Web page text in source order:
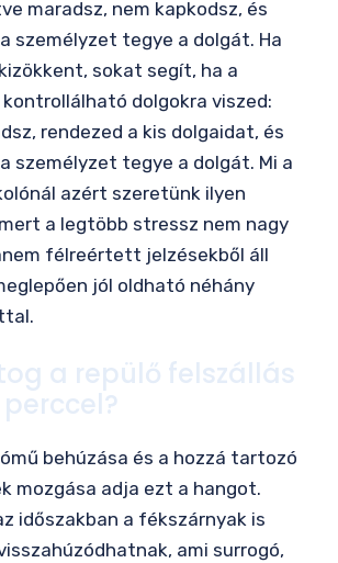
maradsz, nem kapkodsz, és
személyzet tegye a dolgát. Ha
sokat segít, ha a
dolgokra viszed:
rendezed a kis dolgaidat, és
személyzet tegye a dolgát. Mi a
azért szeretünk ilyen
a legtöbb stressz nem nagy
félreértett jelzésekből áll
jól oldható néhány
a repülő felszállás
behúzása és a hozzá tartozó
mozgása adja ezt a hangot.
időszakban a fékszárnyak is
ami surrogó,